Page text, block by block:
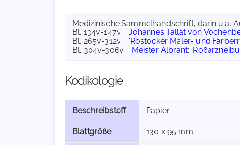
Medizinische Sammelhandschrift, darin u.a.
Bl. 134v-147v = Johannes Tallat von
Bl. 265v-312v = 'Rostocker Maler- und
Bl. 304v-306v = Meister Albrant:
Kodikologie
Beschreibstoff Papier
Blattgröße 130 x 95 mm